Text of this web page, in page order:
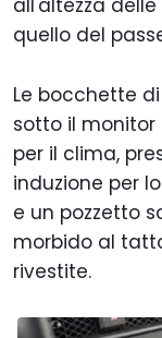
quello del
Le bocchette
sotto il
per il clima,
induzione per
e un pozzetto
morbido al
rivestite.